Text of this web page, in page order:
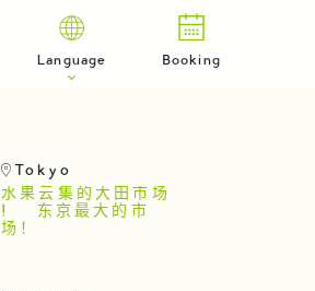
Language Booking
Tokyo
水果云集的大田市场
! 东京最大的市
场！